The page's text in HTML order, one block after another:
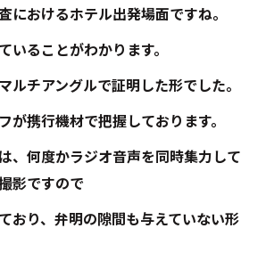
におけるホテル出発場面ですね。
いることがわかります。
ルチアングルで証明した形でした。
が携行機材で把握しております。
、何度かラジオ音声を同時集力して
影ですので
おり、弁明の隙間も与えていない形